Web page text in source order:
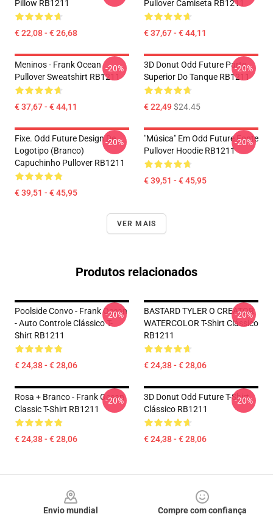
Pillow RB1211
€ 22,08 - € 26,68
Pullover Camiseta RB1211
€ 37,67 - € 44,11
Meninos - Frank Ocean
Pullover Sweatshirt RB1211
€ 37,67 - € 44,11
-20%
3D Donut Odd Future Parte
Superior Do Tanque RB1211
€ 22,49$24.45
-20%
Fixe. Odd Future Design De
Logotipo (branco)
Capuchinho Pullover RB1211
€ 39,51 - € 45,95
-20%
"Música" Em Odd Future Fonte
Pullover Hoodie RB1211
€ 39,51 - € 45,95
-20%
VER MAIS
Produtos relacionados
Poolside Convo - Frank Ocean
- Auto Controle Clássico T-
Shirt RB1211
€ 24,38 - € 28,06
-20%
BASTARD TYLER O CREATOR
WATERCOLOR T-Shirt Clássico
RB1211
€ 24,38 - € 28,06
-20%
Rosa + Branco - Frank Ocean
Classic T-Shirt RB1211
€ 24,38 - € 28,06
-20%
3D Donut Odd Future T-Shirt
Clássico RB1211
€ 24,38 - € 28,06
-20%
Envio mundial
Compre com confiança